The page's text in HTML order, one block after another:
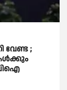
വേണ്ട ;